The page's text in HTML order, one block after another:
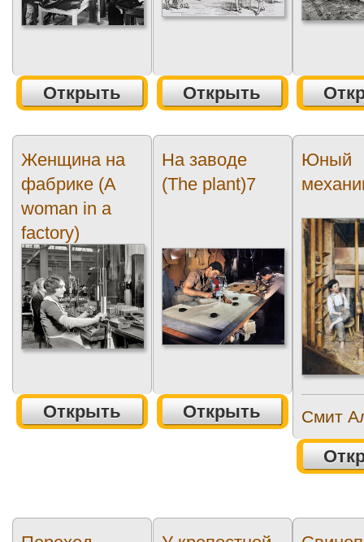
Открыть Открыть
Женщина на
фабрике (A
woman in a
factory)
Открыть
На заводе
(The plant)7
Открыть
Юный
Смит